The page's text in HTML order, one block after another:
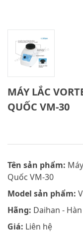
MÁY LẮC
QUỐC VM-30
Tên sản phẩm:
Quốc VM-30
Model sản phẩm:
Hãng: Daihan -
Giá: Liên hệ